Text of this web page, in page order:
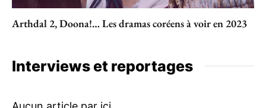
Arthdal 2, Doona!… Les dramas coréens à voir en 2023
Interviews et reportages